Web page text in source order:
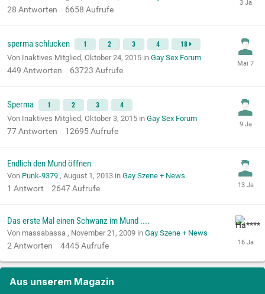
28 Antworten 6658 Aufrufe
sperma schlucken 1 2 3 4 18
Von Inaktives Mitglied, Oktober 24, 2015 in Gay Sex Forum
449 Antworten 63723 Aufrufe
Sperma 1 2 3 4
Von Inaktives Mitglied, Oktober 3, 2015 in Gay Sex Forum
77Antworten 12695Aufrufe
Endlich den Mund öffnen
Von Punk-9379 , August 1, 2013 in Gay Szene + News
1 Antwort 2647Aufrufe
Das erste Mal einen Schwanz im Mund ....
Von massabassa , November 21, 2009 in Gay Szene + News
2 Antworten 4445Aufrufe
Aus unserem Magazin